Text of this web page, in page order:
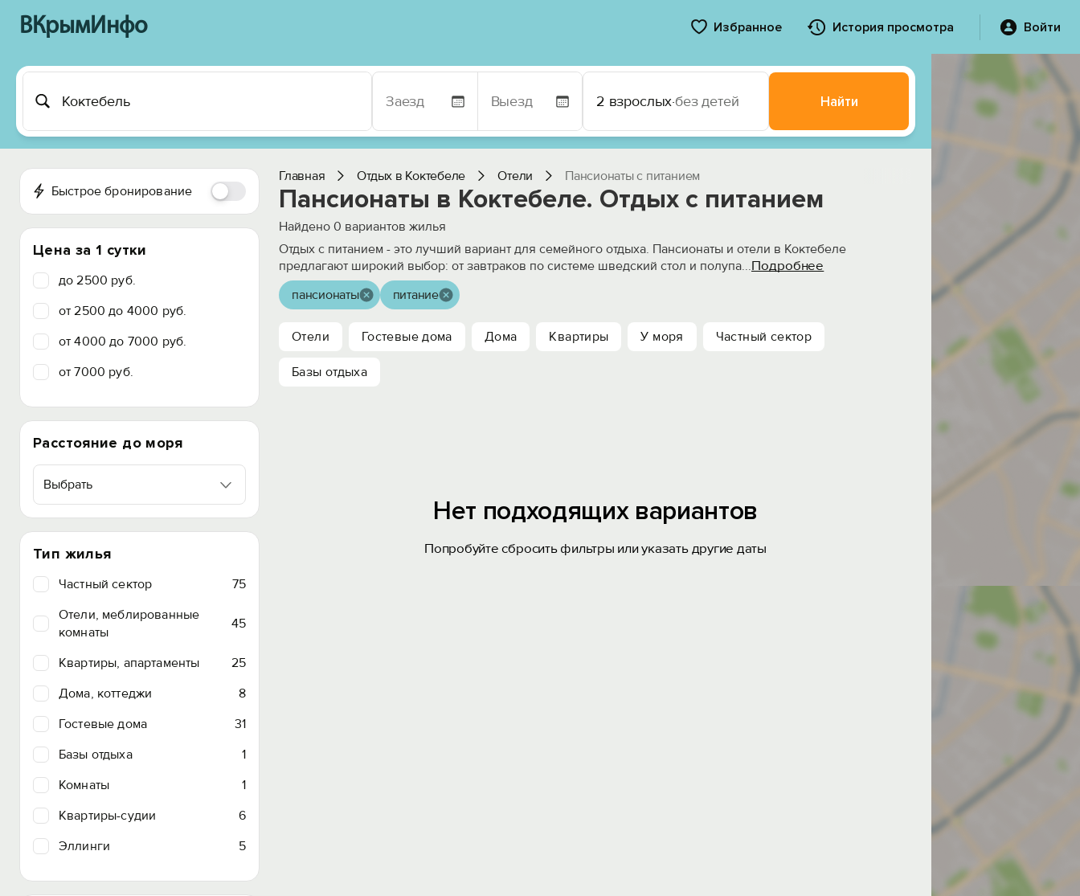
ВКрымИнфо Избранное История просмотра Войти
2 взрослых·без детей Найти
Быстрое бронирование
Цена за 1 сутки
до 2500 руб.
от 2500 до 4000 руб.
от 4000 до 7000 руб.
от 7000 руб.
Расстояние до моря
Выбрать
Тип жилья
Частный сектор
75
Отели, меблированные
комнаты
45
Квартиры, апартаменты
25
Дома, коттеджи
8
Гостевые дома
31
Базы отдыха
1
Комнаты
1
Квартиры-судии
6
Эллинги
5
Главная Отдых в Коктебеле Отели Пансионаты с питанием
Пансионаты в Коктебеле. Отдых с питанием
Найдено 0 вариантов жилья
Отдых с питанием - это лучший вариант для семейного отдыха. Пансионаты и отели в Коктебеле
предлагают широкий выбор: от завтраков по системе шведский стол и полупа...Подробнее
пансионаты питание
Отели Гостевые дома Дома Квартиры У моря Частный сектор
Базы отдыха
Нет подходящих вариантов
Попробуйте сбросить фильтры или указать другие даты